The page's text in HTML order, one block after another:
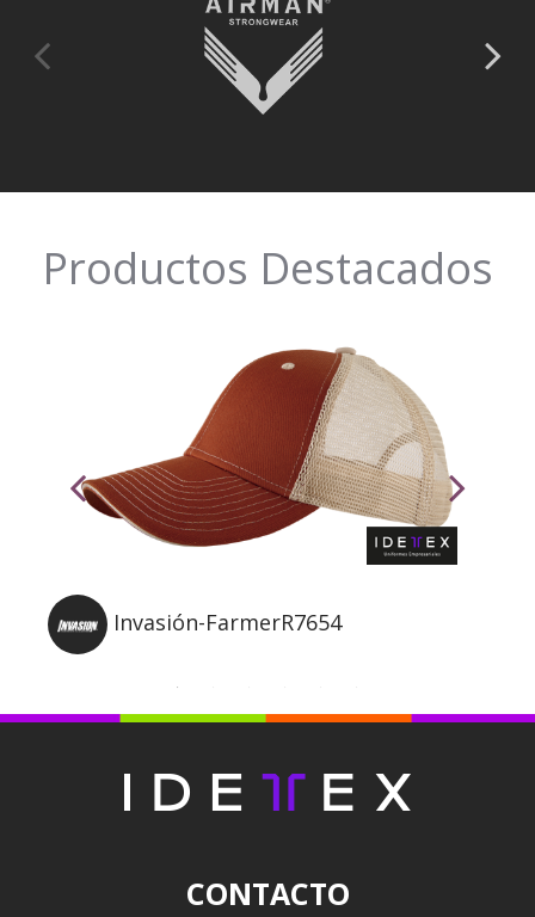
Productos Destacados
Invasión-FarmerR7654
CONTACTO